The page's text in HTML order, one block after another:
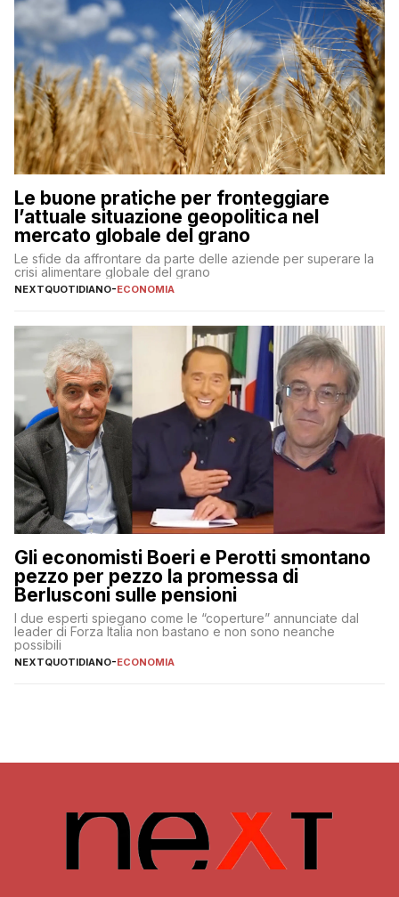
Le buone pratiche per fronteggiare
l’attuale situazione geopolitica nel
mercato globale del grano
Le sfide da affrontare da parte delle aziende per superare la
crisi alimentare globale del grano
NEXTQUOTIDIANO-ECONOMIA
Gli economisti Boeri e Perotti smontano
pezzo per pezzo la promessa di
Berlusconi sulle pensioni
I due esperti spiegano come le “coperture” annunciate dal
leader di Forza Italia non bastano e non sono neanche
possibili
NEXTQUOTIDIANO-ECONOMIA